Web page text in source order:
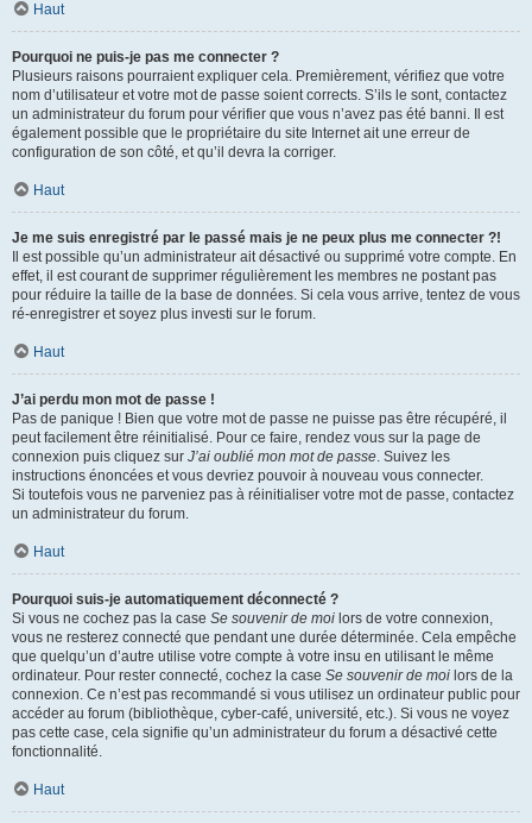
Haut
Pourquoi ne puis-je pas me connecter ?
Plusieurs raisons pourraient expliquer cela. Premièrement, vérifiez que votre
nom d’utilisateur et votre mot de passe soient corrects. S’ils le sont, contactez
un administrateur du forum pour vérifier que vous n’avez pas été banni. Il est
également possible que le propriétaire du site Internet ait une erreur de
configuration de son côté, et qu’il devra la corriger.
Haut
Je me suis enregistré par le passé mais je ne peux plus me connecter ?!
Il est possible qu’un administrateur ait désactivé ou supprimé votre compte. En
effet, il est courant de supprimer régulièrement les membres ne postant pas
pour réduire la taille de la base de données. Si cela vous arrive, tentez de vous
ré-enregistrer et soyez plus investi sur le forum.
Haut
J’ai perdu mon mot de passe !
Pas de panique ! Bien que votre mot de passe ne puisse pas être récupéré, il
peut facilement être réinitialisé. Pour ce faire, rendez vous sur la page de
connexion puis cliquez sur J’ai oublié mon mot de passe. Suivez les
instructions énoncées et vous devriez pouvoir à nouveau vous connecter.
Si toutefois vous ne parveniez pas à réinitialiser votre mot de passe, contactez
un administrateur du forum.
Haut
Pourquoi suis-je automatiquement déconnecté ?
Si vous ne cochez pas la case Se souvenir de moi lors de votre connexion,
vous ne resterez connecté que pendant une durée déterminée. Cela empêche
que quelqu’un d’autre utilise votre compte à votre insu en utilisant le même
ordinateur. Pour rester connecté, cochez la case Se souvenir de moi lors de la
connexion. Ce n’est pas recommandé si vous utilisez un ordinateur public pour
accéder au forum (bibliothèque, cyber-café, université, etc.). Si vous ne voyez
pas cette case, cela signifie qu’un administrateur du forum a désactivé cette
fonctionnalité.
Haut